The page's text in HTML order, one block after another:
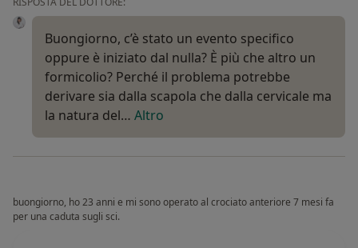
Buongiorno, c’è stato un evento specifico
oppure è iniziato dal nulla? È più che altro un
formicolio? Perché il problema potrebbe
derivare sia dalla scapola che dalla cervicale ma
la natura del… Altro
buongiorno, ho 23 anni e mi sono operato al crociato anteriore 7 mesi fa
per una caduta sugli sci.